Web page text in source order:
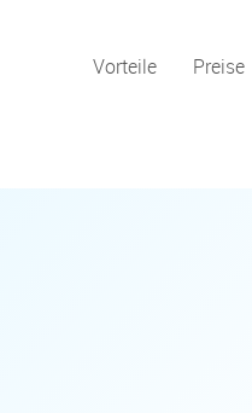
Vorteile Preise